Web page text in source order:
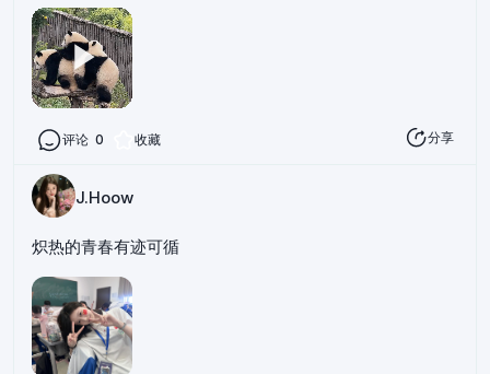
评论 0 收藏 分享
J.Hoow
炽热的青春有迹可循